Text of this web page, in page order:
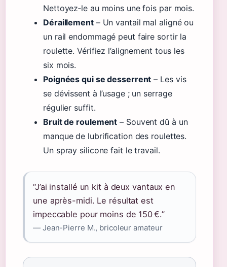
Nettoyez‑le au moins une fois par mois.
Déraillement– Un vantail mal aligné ou
un rail endommagé peut faire sortir la
roulette. Vérifiez l’alignement tous les
six mois.
Poignées qui se desserrent – Les vis
se dévissent à l’usage ; un serrage
régulier suffit.
Bruit de roulement – Souvent dû à un
manque de lubrification des roulettes.
Un spray silicone fait le travail.
“J’ai installé un kit à deux vantaux en
une après-midi. Le résultat est
impeccable pour moins de 150 €.”
— Jean-Pierre M., bricoleur amateur